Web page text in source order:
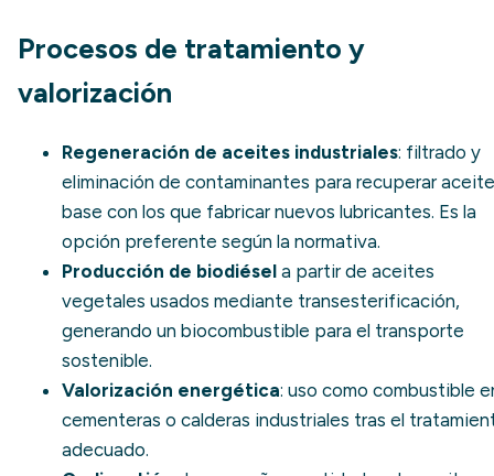
Procesos de tratamiento y
valorización
Regeneración de aceites industriales: filtrado y
eliminación de contaminantes para recuperar
base con los que fabricar nuevos lubricantes. Es la
opción preferente según la normativa.
Producción de biodiésel a partir de aceites
vegetales usados mediante transesterificación,
generando un biocombustible para el transporte
sostenible.
Valorización energética: uso como combustible
cementeras o calderas industriales tras el
adecuado.